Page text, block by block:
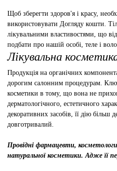
Щоб зберегти здоров'я і красу,
використовувати Догляду кошти.
лікувальними властивостями, що
подбати про нашій особі, теле і
Лікувальна
Продукція на органічних
дорогим салонним процедурам.
косметики в тому, що вона не
дерматологічного, естетичного
декоративних засобів, її дію більш
довготривалий.
Провідні фармацевти,
натуральної косметики. Адже її